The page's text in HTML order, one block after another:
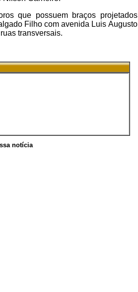
que possuem braços projetados
Filho com avenida Luis Augusto
transversais.
notícia